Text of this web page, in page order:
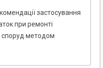
застосування
при ремонті
споруд методом